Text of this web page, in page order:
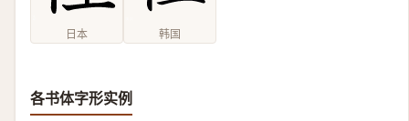
日本 韩国
各书体字形实例